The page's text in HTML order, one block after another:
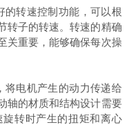
的转速控制功能，可以根
转子的转速。转速的精确
关重要，能够确保每次操
将电机产生的动力传递给
轴的材质和结构设计需要
转时产生的扭矩和离心